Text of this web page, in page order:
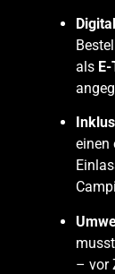
als
einen
– vor